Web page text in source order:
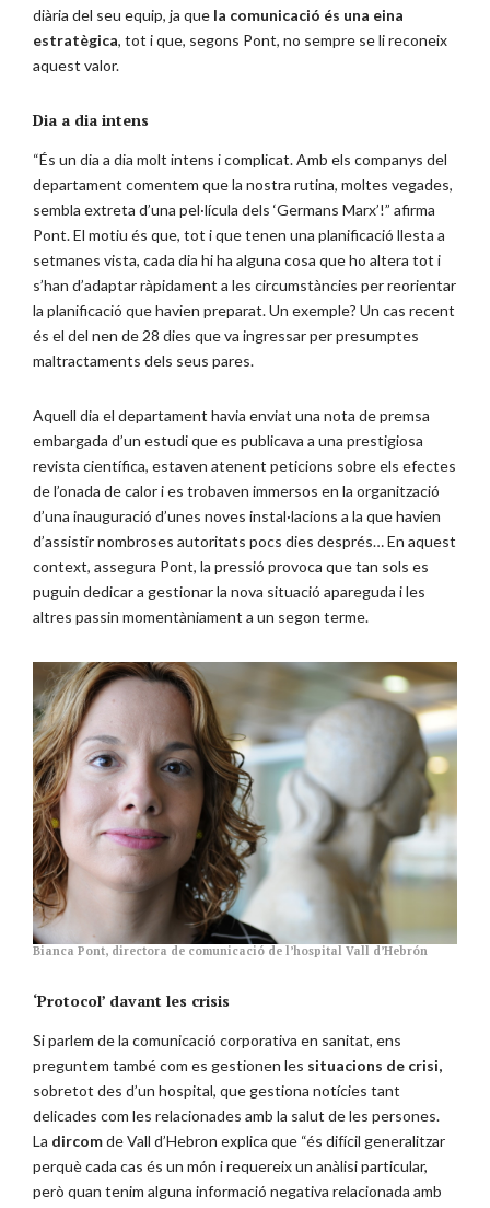
diària del seu equip, ja que la comunicació és una eina
estratègica, tot i que, segons Pont, no sempre se li reconeix
aquest valor.
Dia a dia intens
“És un dia a dia molt intens i complicat. Amb els companys del
departament comentem que la nostra rutina, moltes vegades,
sembla extreta d’una pel·lícula dels ‘Germans Marx’!” afirma
Pont. El motiu és que, tot i que tenen una planificació llesta a
setmanes vista, cada dia hi ha alguna cosa que ho altera tot i
s’han d’adaptar ràpidament a les circumstàncies per reorientar
la planificació que havien preparat. Un exemple? Un cas recent
és el del nen de 28 dies que va ingressar per presumptes
maltractaments dels seus pares.
Aquell dia el departament havia enviat una nota de premsa
embargada d’un estudi que es publicava a una prestigiosa
revista científica, estaven atenent peticions sobre els efectes
de l’onada de calor i es trobaven immersos en la organització
d’una inauguració d’unes noves instal·lacions a la que havien
d’assistir nombroses autoritats pocs dies després… En aquest
context, assegura Pont, la pressió provoca que tan sols es
puguin dedicar a gestionar la nova situació apareguda i les
altres passin momentàniament a un segon terme.
Bianca Pont, directora de comunicació de l’hospital Vall d’Hebrón
‘Protocol’ davant les crisis
Si parlem de la comunicació corporativa en sanitat, ens
preguntem també com es gestionen les situacions de crisi,
sobretot des d’un hospital, que gestiona notícies tant
delicades com les relacionades amb la salut de les persones.
La dircomde Vall d’Hebron explica que “és difícil generalitzar
perquè cada cas és un món i requereix un anàlisi particular,
però quan tenim alguna informació negativa relacionada amb